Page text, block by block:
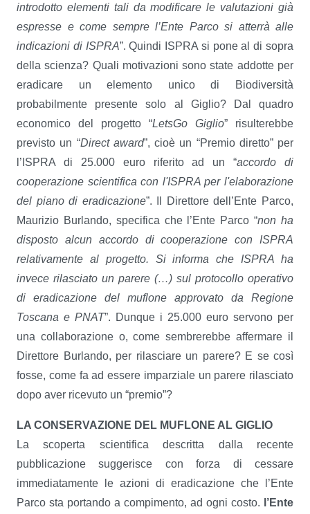
introdotto elementi tali da modificare le valutazioni già
espresse e come sempre l’Ente Parco si atterrà alle
indicazioni di ISPRA”. Quindi ISPRA si pone al di sopra
della scienza? Quali motivazioni sono state addotte per
eradicare un elemento unico di Biodiversità
probabilmente presente solo al Giglio? Dal quadro
economico del progetto “LetsGo Giglio” risulterebbe
previsto un “Direct award”, cioè un “Premio diretto” per
l’ISPRA di 25.000 euro riferito ad un “accordo di
cooperazione scientifica con l'ISPRA per l'elaborazione
del piano di eradicazione”. Il Direttore dell’Ente Parco,
Maurizio Burlando, specifica che l’Ente Parco “non ha
disposto alcun accordo di cooperazione con ISPRA
relativamente al progetto. Si informa che ISPRA ha
invece rilasciato un parere (…) sul protocollo operativo
di eradicazione del muflone approvato da Regione
Toscana e PNAT”. Dunque i 25.000 euro servono per
una collaborazione o, come sembrerebbe affermare il
Direttore Burlando, per rilasciare un parere? E se così
fosse, come fa ad essere imparziale un parere rilasciato
dopo aver ricevuto un “premio”?
LA CONSERVAZIONE DEL MUFLONE AL GIGLIO
La scoperta scientifica descritta dalla recente
pubblicazione suggerisce con forza di cessare
immediatamente le azioni di eradicazione che l’Ente
Parco sta portando a compimento, ad ogni costo.
l’Ente